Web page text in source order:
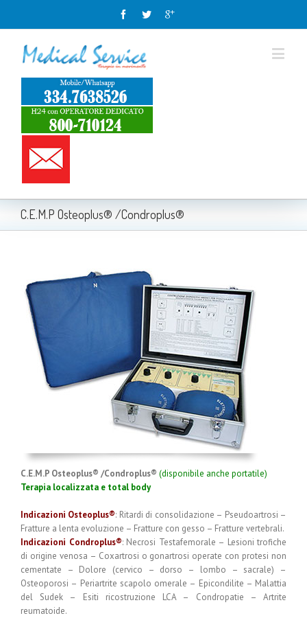
C.E.M.P Osteoplus® /Condroplus®
C.E.M.P Osteoplus® /Condroplus® (disponibile anche portatile)
Terapia localizzata e total body
Indicazioni Osteoplus®: Ritardi di consolidazione – Pseudoartrosi –
Fratture a lenta evoluzione – Fratture con gesso – Fratture vertebrali.
Indicazioni Condroplus®: Necrosi Testafemorale – Lesioni trofiche
di origine venosa – Coxartrosi o gonartrosi operate con protesi non
cementate – Dolore (cervico – dorso – lombo – sacrale) –
Osteoporosi – Periartrite scapolo omerale – Epicondilite – Malattia
del Sudek – Esiti ricostruzione LCA – Condropatie – Artrite
reumatoide.